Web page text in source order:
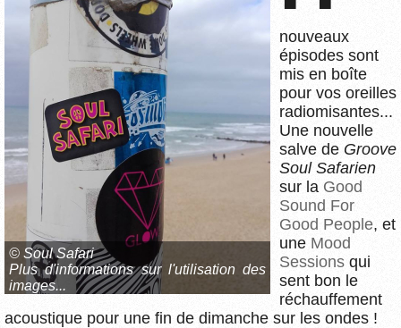
© Soul Safari
Plus d'informations sur l'utilisation des
images...
nouveaux
épisodes sont
mis en boîte
pour vos oreilles
radiomisantes...
Une nouvelle
salve de Groove
Soul Safarien
sur la Good
Sound For
Good People, et
une Mood
Sessions qui
sent bon le
réchauffement
acoustique pour une fin de dimanche sur les ondes !